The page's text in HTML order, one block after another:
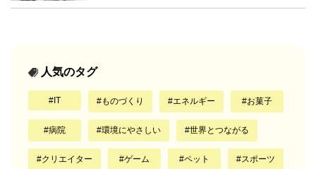
人気のタグ
IT ものづくり エネルギー お菓子
病院 環境にやさしい 世界とつながる
クリエイター ゲーム ペット スポーツ